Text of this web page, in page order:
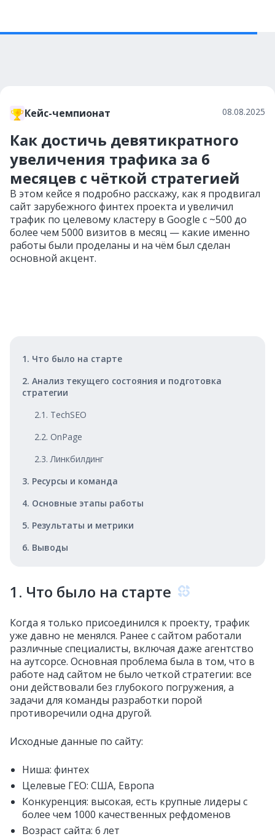
Кейс-чемпионат 08.08.2025
Как достичь девятикратного
увеличения трафика за 6
месяцев с чёткой стратегией
В этом кейсе я подробно расскажу, как я продвигал
сайт зарубежного финтех проекта и увеличил
трафик по целевому кластеру в Google с ~500 до
более чем 5000 визитов в месяц — какие именно
работы были проделаны и на чём был сделан
основной акцент.
1. Что было на старте
2. Анализ текущего состояния и подготовка
стратегии
2.1. TechSEO
2.2. OnPage
2.3. Линкбилдинг
3. Ресурсы и команда
4. Основные этапы работы
5. Результаты и метрики
6. Выводы
1. Что было на старте
Когда я только присоединился к проекту, трафик
уже давно не менялся. Ранее с сайтом работали
различные специалисты, включая даже агентство
на аутсорсе. Основная проблема была в том, что в
работе над сайтом не было четкой стратегии: все
они действовали без глубокого погружения, а
задачи для команды разработки порой
противоречили одна другой.
Исходные данные по сайту:
Ниша: финтех
Целевые ГЕО: США, Европа
Конкуренция: высокая, есть крупные лидеры с
более чем 1000 качественных рефдоменов
Возраст сайта: 6 лет